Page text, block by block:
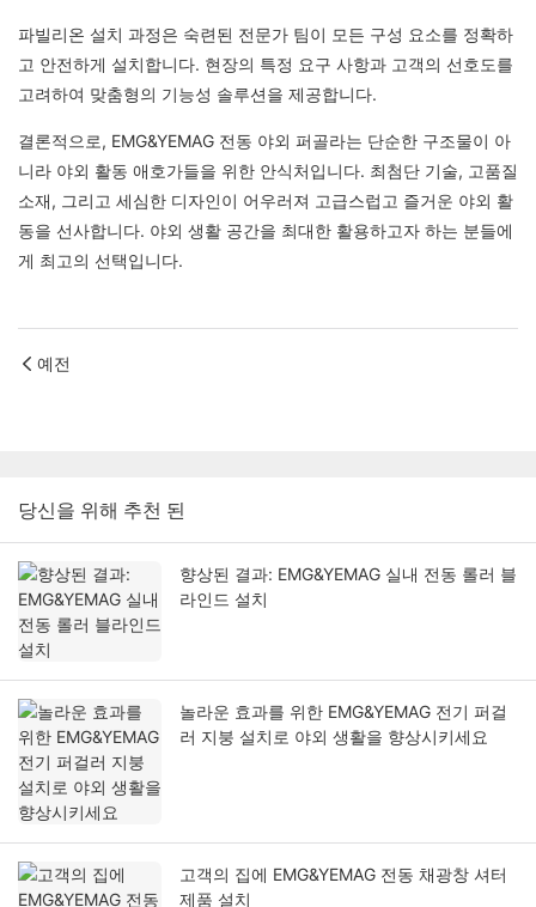
파빌리온 설치 과정은 숙련된 전문가 팀이 모든 구성 요소를 정확하
고 안전하게 설치합니다. 현장의 특정 요구 사항과 고객의 선호도를
고려하여 맞춤형의 기능성 솔루션을 제공합니다.
결론적으로, EMG&YEMAG 전동 야외 퍼골라는 단순한 구조물이 아
니라 야외 활동 애호가들을 위한 안식처입니다. 최첨단 기술, 고품질
소재, 그리고 세심한 디자인이 어우러져 고급스럽고 즐거운 야외 활
동을 선사합니다. 야외 생활 공간을 최대한 활용하고자 하는 분들에
게 최고의 선택입니다.
예전
당신을 위해 추천 된
향상된 결과: EMG&YEMAG 실내 전동 롤러 블
라인드 설치
놀라운 효과를 위한 EMG&YEMAG 전기 퍼걸
러 지붕 설치로 야외 생활을 향상시키세요
고객의 집에 EMG&YEMAG 전동 채광창 셔터
제품 설치